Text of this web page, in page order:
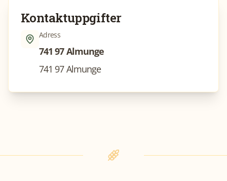
Kontaktuppgifter
Adress
741 97 Almunge
741 97 Almunge